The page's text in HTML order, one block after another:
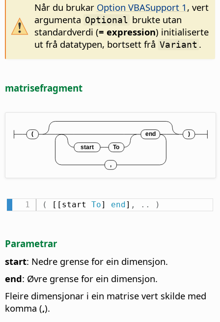
Når du brukar Option VBASupport 1 , vert
argumenta Optional brukte utan
standardverdi (= expression) initialiserte
ut frå datatypen, bortsett frå Variant .
matrisefragment
( [[start To] end ] , . . )
Parametrar
start: Nedre grense for ein dimensjon.
end: Øvre grense for ein dimensjon.
Fleire dimensjonar i ein matrise vert skilde med
komma (,).